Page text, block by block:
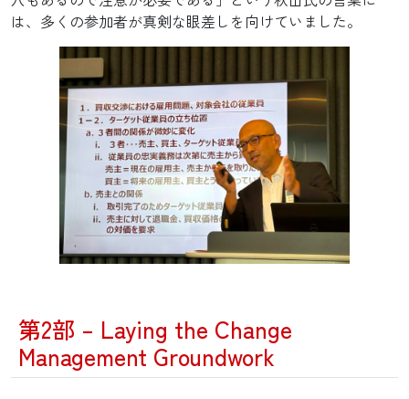
は、多くの参加者が真剣な眼差しを向けていました。
第2部 – Laying the Change
Management Groundwork